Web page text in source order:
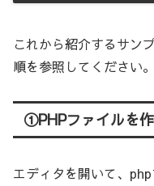
これから紹介するサン
順を参照してください。
①PHPファイルを
エディタを開いて、php